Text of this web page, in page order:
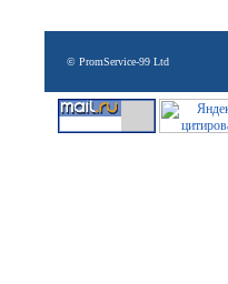
© PromService-99 Ltd